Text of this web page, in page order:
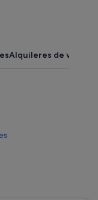
Alquileres de